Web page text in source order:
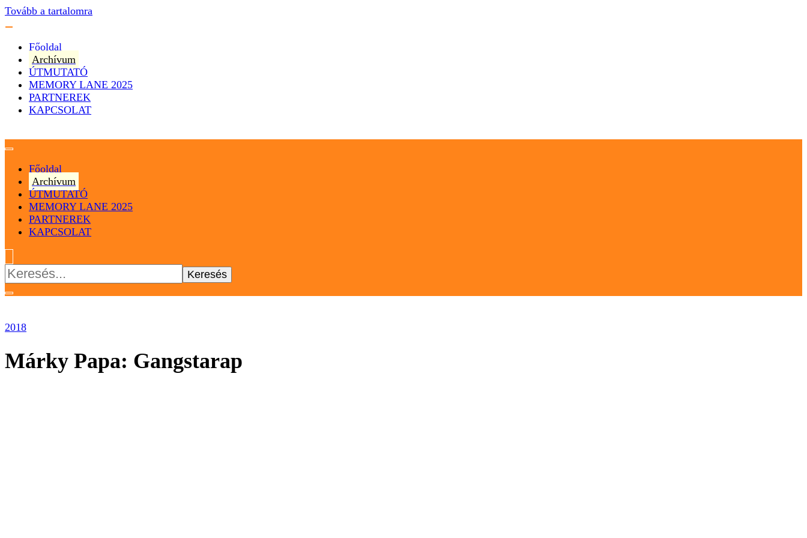
Tovább a tartalomra
Főoldal
Archívum
ÚTMUTATÓ
MEMORY LANE 2025
PARTNEREK
KAPCSOLAT
Magyar Hip Hop Archívum
Magyarország
Főoldal
Archívum
ÚTMUTATÓ
MEMORY LANE 2025
PARTNEREK
KAPCSOLAT
Keresés:
2018
Márky Papa: Gangstarap